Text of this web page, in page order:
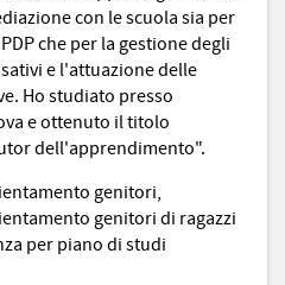
con le scuola sia per
che per la gestione degli
e l'attuazione delle
Ho studiato presso
e ottenuto il titolo
dell'apprendimento".
genitori,
genitori di ragazzi
per piano di studi